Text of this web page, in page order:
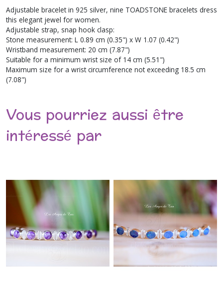
Adjustable bracelet in 925 silver, nine TOADSTONE bracelets dress
this elegant jewel for women.
Adjustable strap, snap hook clasp:
Stone measurement: L 0.89 cm (0.35") x W 1.07 (0.42")
Wristband measurement: 20 cm (7.87")
Suitable for a minimum wrist size of 14 cm (5.51")
Maximum size for a wrist circumference not exceeding 18.5 cm
(7.08")
Vous pourriez aussi être
intéressé par